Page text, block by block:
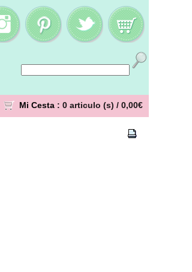
Mi Cesta : 0 articulo (s) / 0,00€